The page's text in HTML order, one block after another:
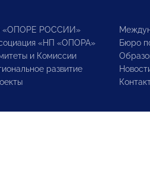
«ОПОРЕ РОССИИ»
«НП «ОПОРА»
и Комиссии
развитие
Бюро